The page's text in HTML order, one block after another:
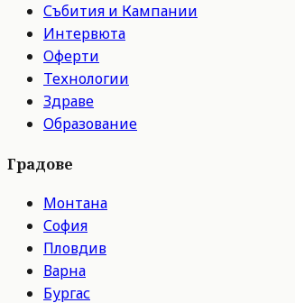
Събития и Кампании
Интервюта
Оферти
Технологии
Здраве
Образование
Градове
Монтана
София
Пловдив
Варна
Бургас